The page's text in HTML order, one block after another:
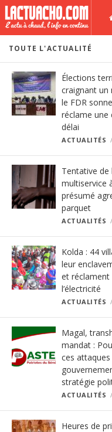
TOUTE L'ACTUALITÉ
Élections
craignant un
le FDR
réclame une
délai
ACTUALITÉS
Tentative de
multiservice
présumé
parquet
ACTUALITÉS
Kolda : 44
leur
et réclament
l’électricité
ACTUALITÉS
Magal,
mandat :
ces
stratégie
ACTUALITÉS
Heures de